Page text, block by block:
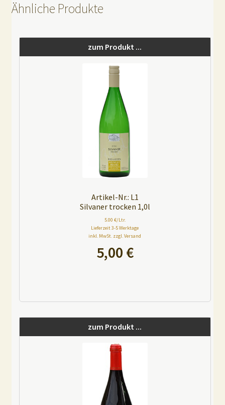
Ähnliche Produkte
Artikel-Nr.: L1
Silvaner trocken 1,0l
5.00 €/Ltr.
Lieferzeit 3-5 Werktage
inkl. MwSt. zzgl. Versand
5,00 €
e
r
n
t
v
zum Produkt ...
zum Produkt ...